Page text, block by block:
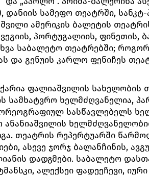
დანიის სამეფო თეატრში,
ამერიკის ბალეტის
პორტუგალიის, ფინეთის,
საბალეტო თეატრებში;
და გენუის კარლო ფენიჩეს
ფალიაშვილის სახელობის
სამხატვრო ხელმძღვანელია,
სასწავლებელს
თეატრის რეპერტუარში
ასევე ჯორჯ ბალანჩინის,
დადგმები. საბალეტო
ალექსეი ფადეეჩევი,